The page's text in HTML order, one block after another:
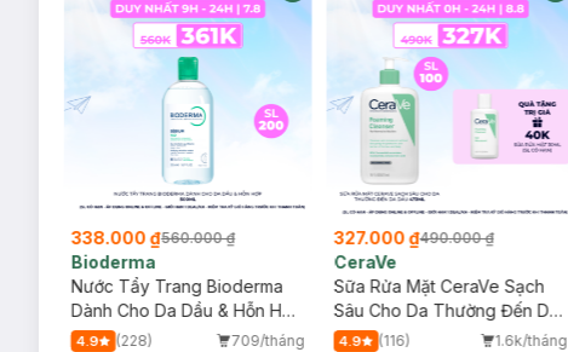
338.000 ₫560.000 ₫
Bioderma
Nước Tẩy Trang Bioderma
Dành Cho Da Dầu & Hỗn Hợp
500ml
4.9 (228)
709/tháng
327.000 ₫490.000 ₫
CeraVe
Sữa Rửa Mặt CeraVe Sạch
Sâu Cho Da Thường Đến Da
Dầu 473ml
4.9 (116)
1.6k/tháng